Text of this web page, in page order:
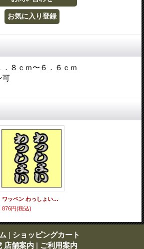
８ｃｍ〜６．６ｃｍ
可
ワッペン わっしょいわっしょい
876円(税込)
| ショッピングカート
店舗案内 | ご利用案内